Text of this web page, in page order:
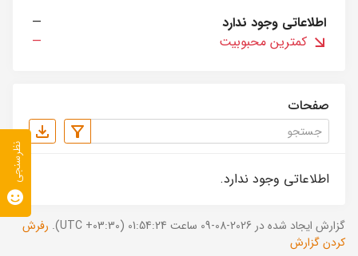
اطلاعاتی وجود ندارد
—
کمترین محبوبیت
—
صفحات
اطلاعاتی وجود ندارد.
گزارش ایجاد شده در 2026-08-09 ساعت 01:54:24 (UTC +03:30).
رفرش
کردن گزارش
نظرسنجی